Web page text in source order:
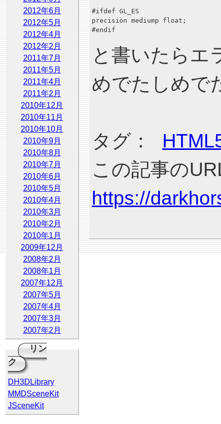
2012年6月
2012年5月
2012年4月
2012年2月
2011年7月
2011年5月
2011年4月
2011年2月
2010年12月
2010年11月
2010年10月
2010年9月
2010年8月
2010年7月
2010年6月
2010年5月
2010年4月
2010年3月
2010年2月
2010年1月
2009年12月
2008年2月
2008年1月
2007年12月
2007年5月
2007年4月
2007年3月
2007年2月
リン
ク
DH3DLibrary
MMDSceneKit
JSceneKit
#ifdef GL_ES
precision mediump float;
と書いたらエ
めでたしめで
タグ：
この記事の
https://